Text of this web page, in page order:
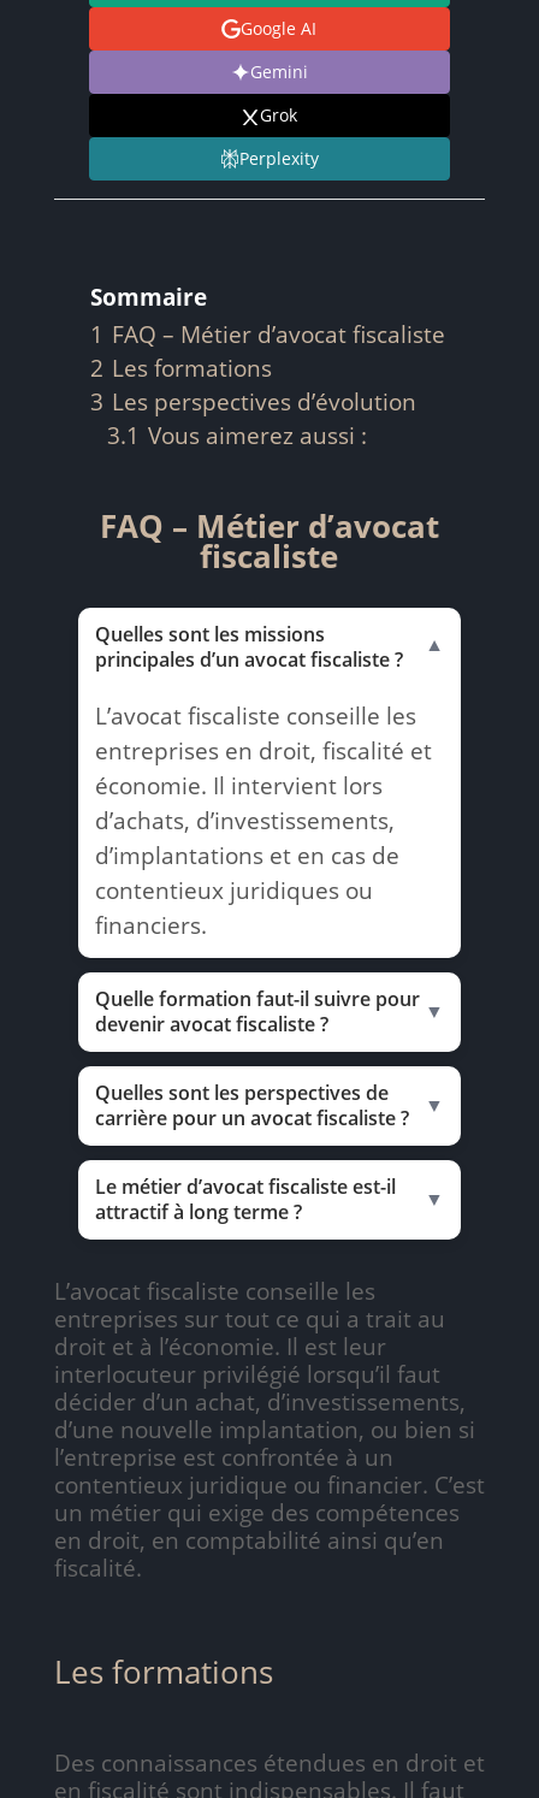
Google AI
Gemini
Grok
Perplexity
Sommaire
1 FAQ – Métier d’avocat fiscaliste
2 Les formations
3 Les perspectives d’évolution
3.1 Vous aimerez aussi :
FAQ – Métier d’avocat
fiscaliste
Quelles sont les missions
principales d’un avocat fiscaliste ?
▼
L’avocat fiscaliste conseille les
entreprises en droit, fiscalité et
économie. Il intervient lors
d’achats, d’investissements,
d’implantations et en cas de
contentieux juridiques ou
financiers.
Quelle formation faut-il suivre pour
devenir avocat fiscaliste ?
▼
Quelles sont les perspectives de
carrière pour un avocat fiscaliste ?
▼
Le métier d’avocat fiscaliste est-il
attractif à long terme ?
▼
L’avocat fiscaliste conseille les
entreprises sur tout ce qui a trait au
droit et à l’économie. Il est leur
interlocuteur privilégié lorsqu’il faut
décider d’un achat, d’investissements,
d’une nouvelle implantation, ou bien si
l’entreprise est confrontée à un
contentieux juridique ou financier. C’est
un métier qui exige des compétences
en droit, en comptabilité ainsi qu’en
fiscalité.
Les formations
Des connaissances étendues en droit et
en fiscalité sont indispensables. Il faut